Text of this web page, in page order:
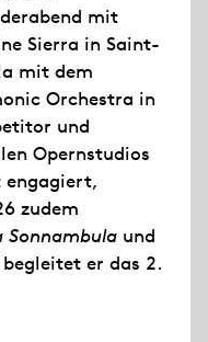
mit
Sierra in Saint-
mit dem
Orchestra in
und
Opernstudios
engagiert,
zudem
Sonnambula und
begleitet er das 2.